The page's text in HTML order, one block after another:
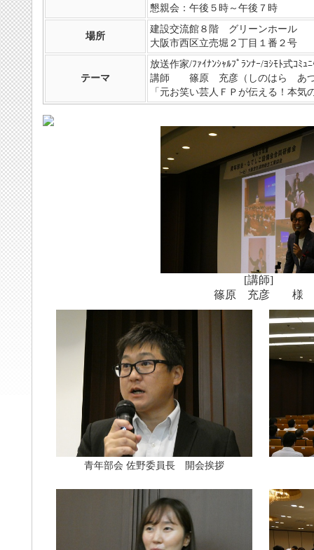
懇親会：午後５時～午後７時
場所
建設交流館８階 グリーンホール
大阪市西区立売堀２丁目１番２号
テーマ
放送作家/ﾌｧｲﾅﾝｼｬﾙﾌﾟﾗﾝﾅｰ/ﾖｼﾓﾄ式ｺﾐｭ
講師 篠原 充彦（しのはら
「元お笑い芸人ＦＰが伝える！本気
[講師]
篠原 充彦 様
青年部会 佐野委員長 開会挨拶